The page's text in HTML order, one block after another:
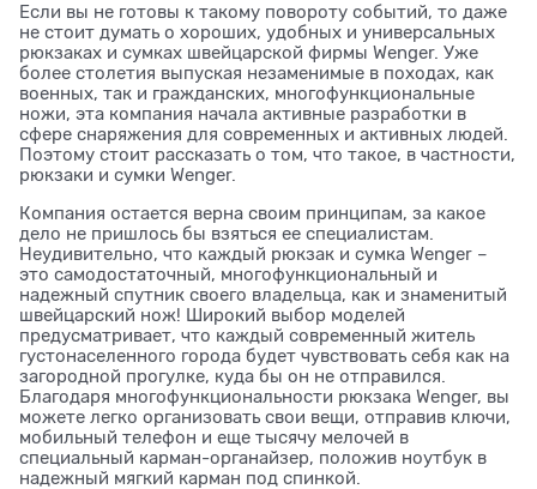
Если вы не готовы к такому повороту событий, то даже
не стоит думать о хороших, удобных и универсальных
рюкзаках и сумках швейцарской фирмы Wenger. Уже
более столетия выпуская незаменимые в походах, как
военных, так и гражданских, многофункциональные
ножи, эта компания начала активные разработки в
сфере снаряжения для современных и активных людей.
Поэтому стоит рассказать о том, что такое, в частности,
рюкзаки и сумки Wenger.
Компания остается верна своим принципам, за какое
дело не пришлось бы взяться ее специалистам.
Неудивительно, что каждый рюкзак и сумка Wenger –
это самодостаточный, многофункциональный и
надежный спутник своего владельца, как и знаменитый
швейцарский нож! Широкий выбор моделей
предусматривает, что каждый современный житель
густонаселенного города будет чувствовать себя как на
загородной прогулке, куда бы он не отправился.
Благодаря многофункциональности рюкзака Wenger, вы
можете легко организовать свои вещи, отправив ключи,
мобильный телефон и еще тысячу мелочей в
специальный карман-органайзер, положив ноутбук в
надежный мягкий карман под спинкой.